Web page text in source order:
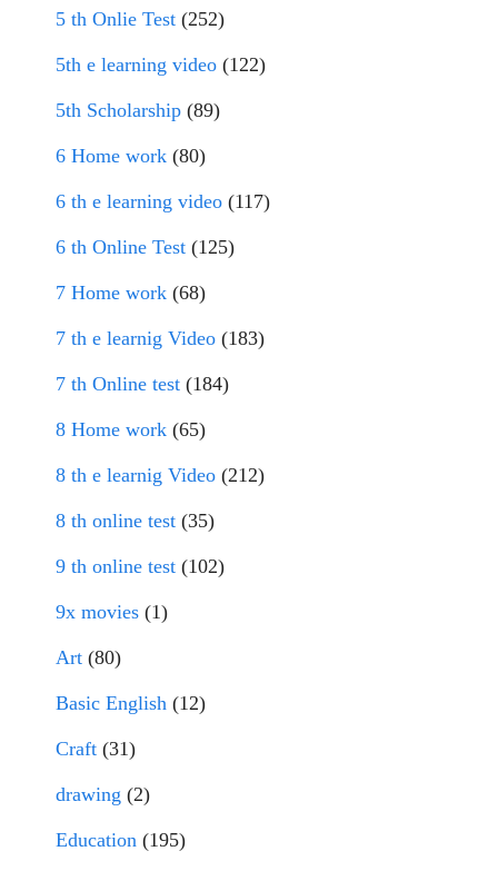
5 th Onlie Test (252)
5th e learning video (122)
5th Scholarship (89)
6 Home work (80)
6 th e learning video (117)
6 th Online Test (125)
7 Home work (68)
7 th e learnig Video (183)
7 th Online test (184)
8 Home work (65)
8 th e learnig Video (212)
8 th online test (35)
9 th online test (102)
9x movies (1)
Art (80)
Basic English (12)
Craft (31)
drawing (2)
Education (195)